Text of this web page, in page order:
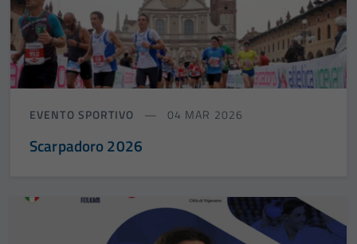
EVENTO SPORTIVO 04 MAR 2026
Scarpadoro 2026